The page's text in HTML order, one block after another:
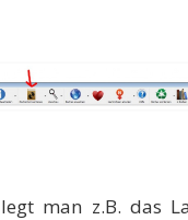
man z.B. das